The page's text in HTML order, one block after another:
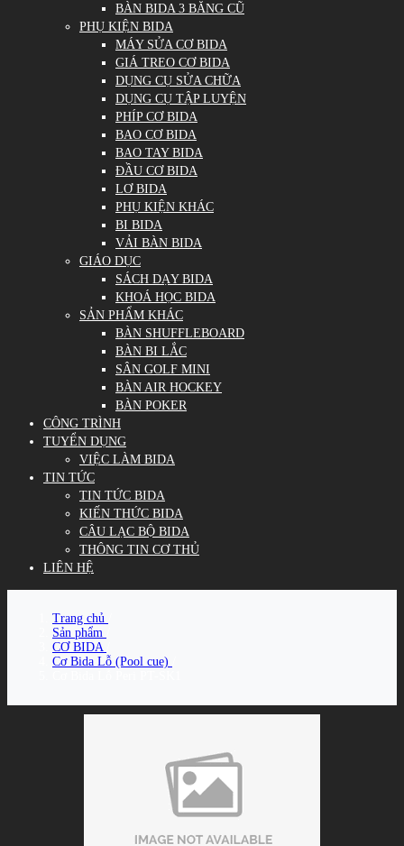
BÀN BIDA 3 BĂNG CŨ
PHỤ KIỆN BIDA
MÁY SỬA CƠ BIDA
GIÁ TREO CƠ BIDA
DỤNG CỤ SỬA CHỮA
DỤNG CỤ TẬP LUYỆN
PHÍP CƠ BIDA
BAO CƠ BIDA
BAO TAY BIDA
ĐẦU CƠ BIDA
LƠ BIDA
PHỤ KIỆN KHÁC
BI BIDA
VẢI BÀN BIDA
GIÁO DỤC
SÁCH DẠY BIDA
KHOÁ HỌC BIDA
SẢN PHẨM KHÁC
BÀN SHUFFLEBOARD
BÀN BI LẮC
SÂN GOLF MINI
BÀN AIR HOCKEY
BÀN POKER
CÔNG TRÌNH
TUYỂN DỤNG
VIỆC LÀM BIDA
TIN TỨC
TIN TỨC BIDA
KIẾN THỨC BIDA
CÂU LẠC BỘ BIDA
THÔNG TIN CƠ THỦ
LIÊN HỆ
Trang chủ
Sản phẩm
CƠ BIDA
Cơ Bida Lỗ (Pool cue)